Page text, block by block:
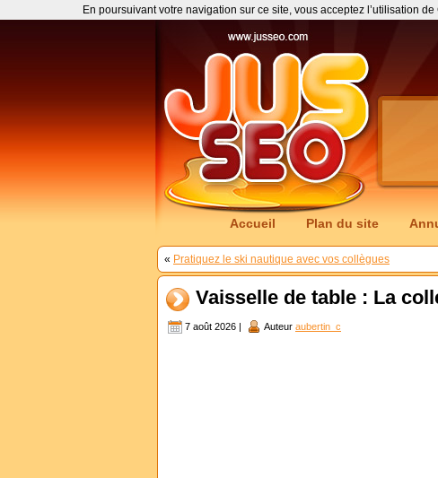
Accueil Plan du site
« Pratiquez le ski nautique avec vos collègues
Vaisselle de table : La
7 août 2026 | Auteur aubertin_c
En poursuivant votre navigation sur ce site, vous acceptez l’utilisation